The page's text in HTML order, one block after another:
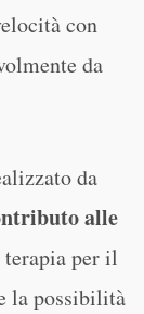
con
da
da
alle
per il
la possibilità